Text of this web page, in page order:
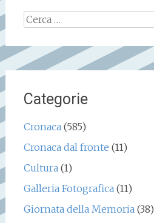
Ricerca
Categorie
Cronaca(585)
Cronaca dal fronte (11)
Cultura(1)
Galleria Fotografica(11)
Giornata della Memoria(38)